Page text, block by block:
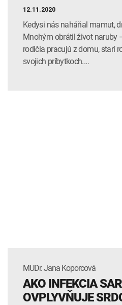
12.11.2020
Kedysi nás naháňal mamut,
Mnohým obrátil život naruby
rodičia pracujú z domu, starí
svojich príbytkoch.…
MUDr. Jana Koporcová
AKO INFEKCIA
OVPLYVŇUJE